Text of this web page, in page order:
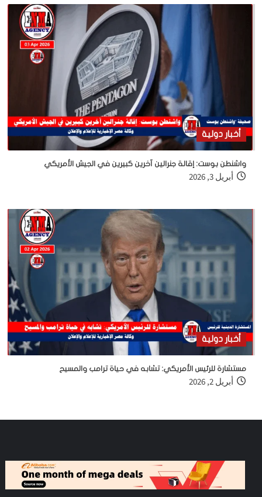
أخبار دولية
واشنطن بوست: إقالة جنرالين آخرين كبيرين في الجيش الأمريكي
أبريل 3, 2026
أخبار دولية
مستشارة للرئيس الأمريكي: تشابه في حياة ترامب والمسيح
أبريل 2, 2026